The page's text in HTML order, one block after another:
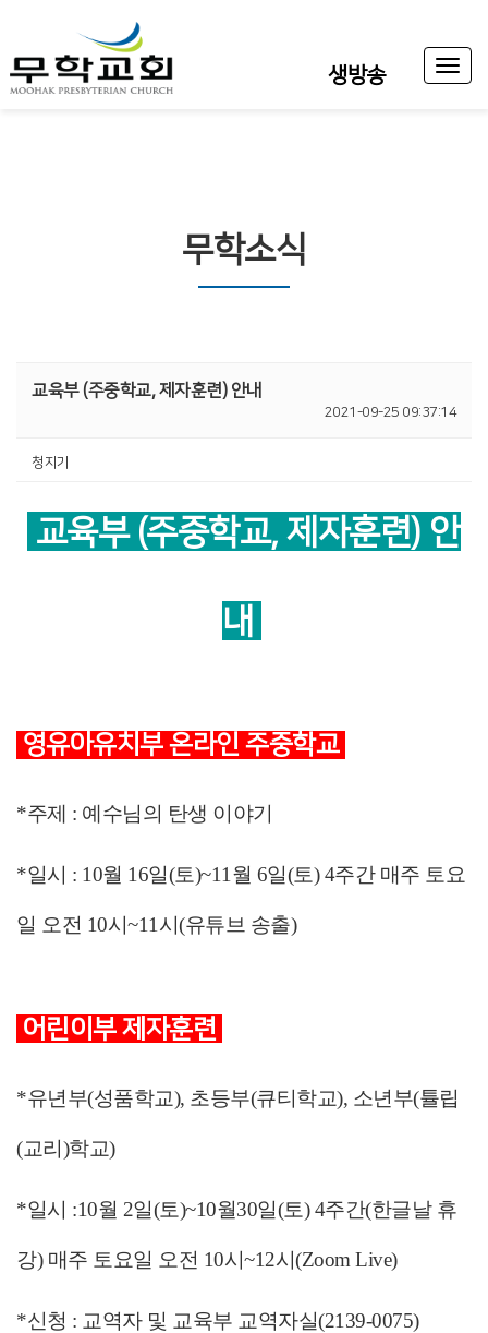
생방송
Toggle
무학소식
교육부 (주중학교, 제자훈련) 안내
2021-09-25 09:37:14
청지기
교육부 (주중학교, 제자훈련) 안
내
영유아유치부 온라인 주중학교
*주제 : 예수님의 탄생 이야기
*일시 : 10월 16일(토)~11월 6일(토) 4주간 매주 토요
일 오전 10시~11시(유튜브 송출)
어린이부 제자훈련
*유년부(성품학교), 초등부(큐티학교), 소년부(튤립
(교리)학교)
*일시 :10월 2일(토)~10월30일(토) 4주간(한글날 휴
강) 매주 토요일 오전 10시~12시(Zoom Live)
*신청 : 교역자 및 교육부 교역자실(2139-0075)